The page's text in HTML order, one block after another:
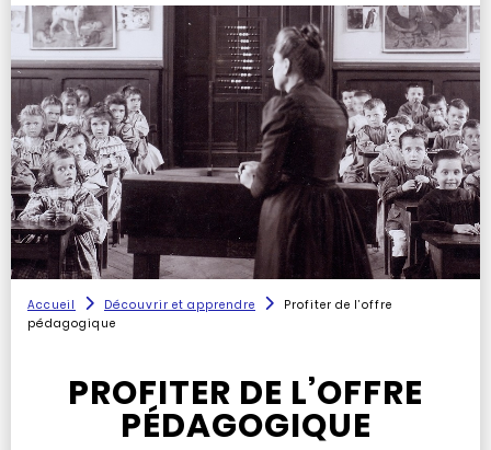
Accueil Découvrir et apprendre
Profiter de l’offre
pédagogique
PROFITER DE L’OFFRE
PÉDAGOGIQUE